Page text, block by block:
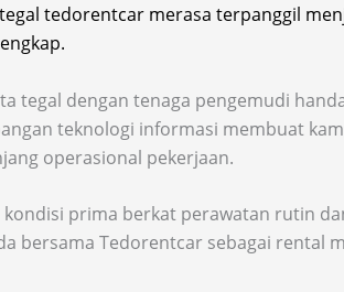
tedorentcar merasa terpanggil
tegal dengan tenaga pengemudi
teknologi informasi membuat
operasional pekerjaan.
prima berkat perawatan rutin
bersama Tedorentcar sebagai rental